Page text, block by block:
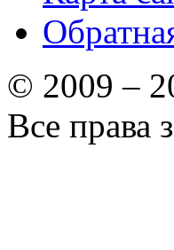
© 2009 –
Все права